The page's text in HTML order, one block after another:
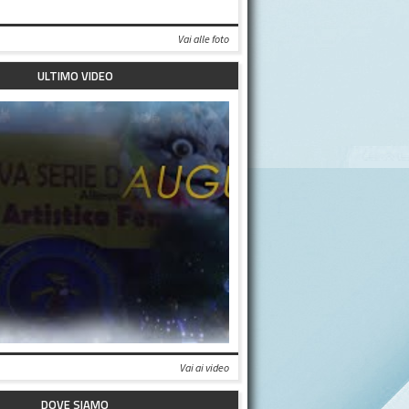
Vai alle foto
ULTIMO VIDEO
Vai ai video
DOVE SIAMO